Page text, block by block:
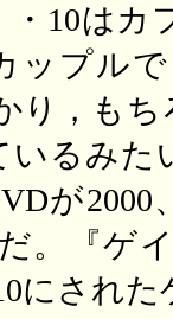
・10は
ップル
り，も
るみた
が
。『ゲ
にされ